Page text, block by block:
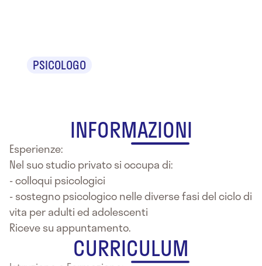
PSICOLOGO
INFORMAZIONI
Esperienze:
Nel suo studio privato si occupa di:
- colloqui psicologici
- sostegno psicologico nelle diverse fasi del ciclo di
vita per adulti ed adolescenti
Riceve su appuntamento.
CURRICULUM